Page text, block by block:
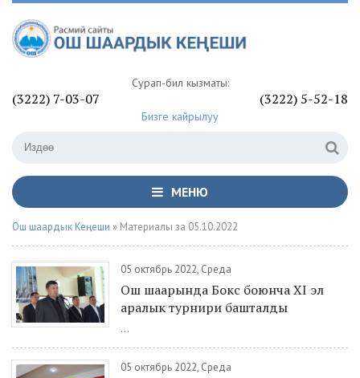
Сурап-билүү кызматы:
(3222) 7-03-07 (3222) 5-52-18
Бизге кайрылуу
МЕНЮ
Ош шаардык Кеңеши » Материалы за 05.10.2022
05 октябрь 2022, Среда
Ош шаарында Бокс боюнча XI эл
аралык турнири башталды
...
05 октябрь 2022, Среда